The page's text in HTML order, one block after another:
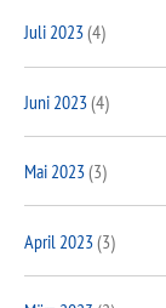
Juli 2023(4)
Juni 2023(4)
Mai 2023(3)
April 2023(3)